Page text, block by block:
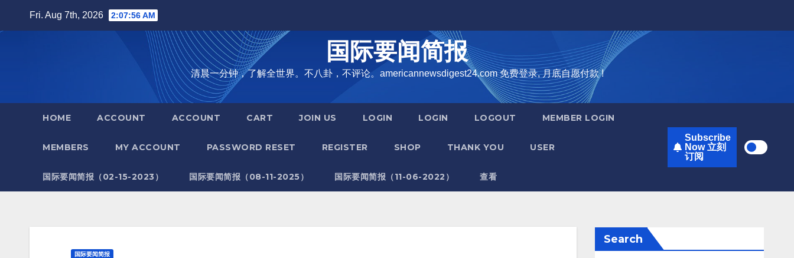
Fri. Aug 7th, 2026 2:07:57 AM
国际要闻简报
清晨一分钟，了解全世界。不八卦，不评论。americannewsdigest24.com 免费登录, 月底自愿付款 !
HOME ACCOUNT ACCOUNT CART JOIN US LOGIN LOGIN LOGOUT MEMBER LOGIN
MEMBERS MY ACCOUNT PASSWORD RESET REGISTER SHOP THANK YOU USER
国际要闻简报（02-15-2023） 国际要闻简报（08-11-2025） 国际要闻简报（11-06-2022） 查看
Subscribe
Now 立刻
订阅
国际要闻简报
Search